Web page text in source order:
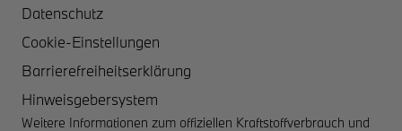
Datenschutz
Cookie-Einstellungen
Barrierefreiheitserklärung
Hinweisgebersystem
Weitere Informationen zum offiziellen Kraftstoffverbrauch und